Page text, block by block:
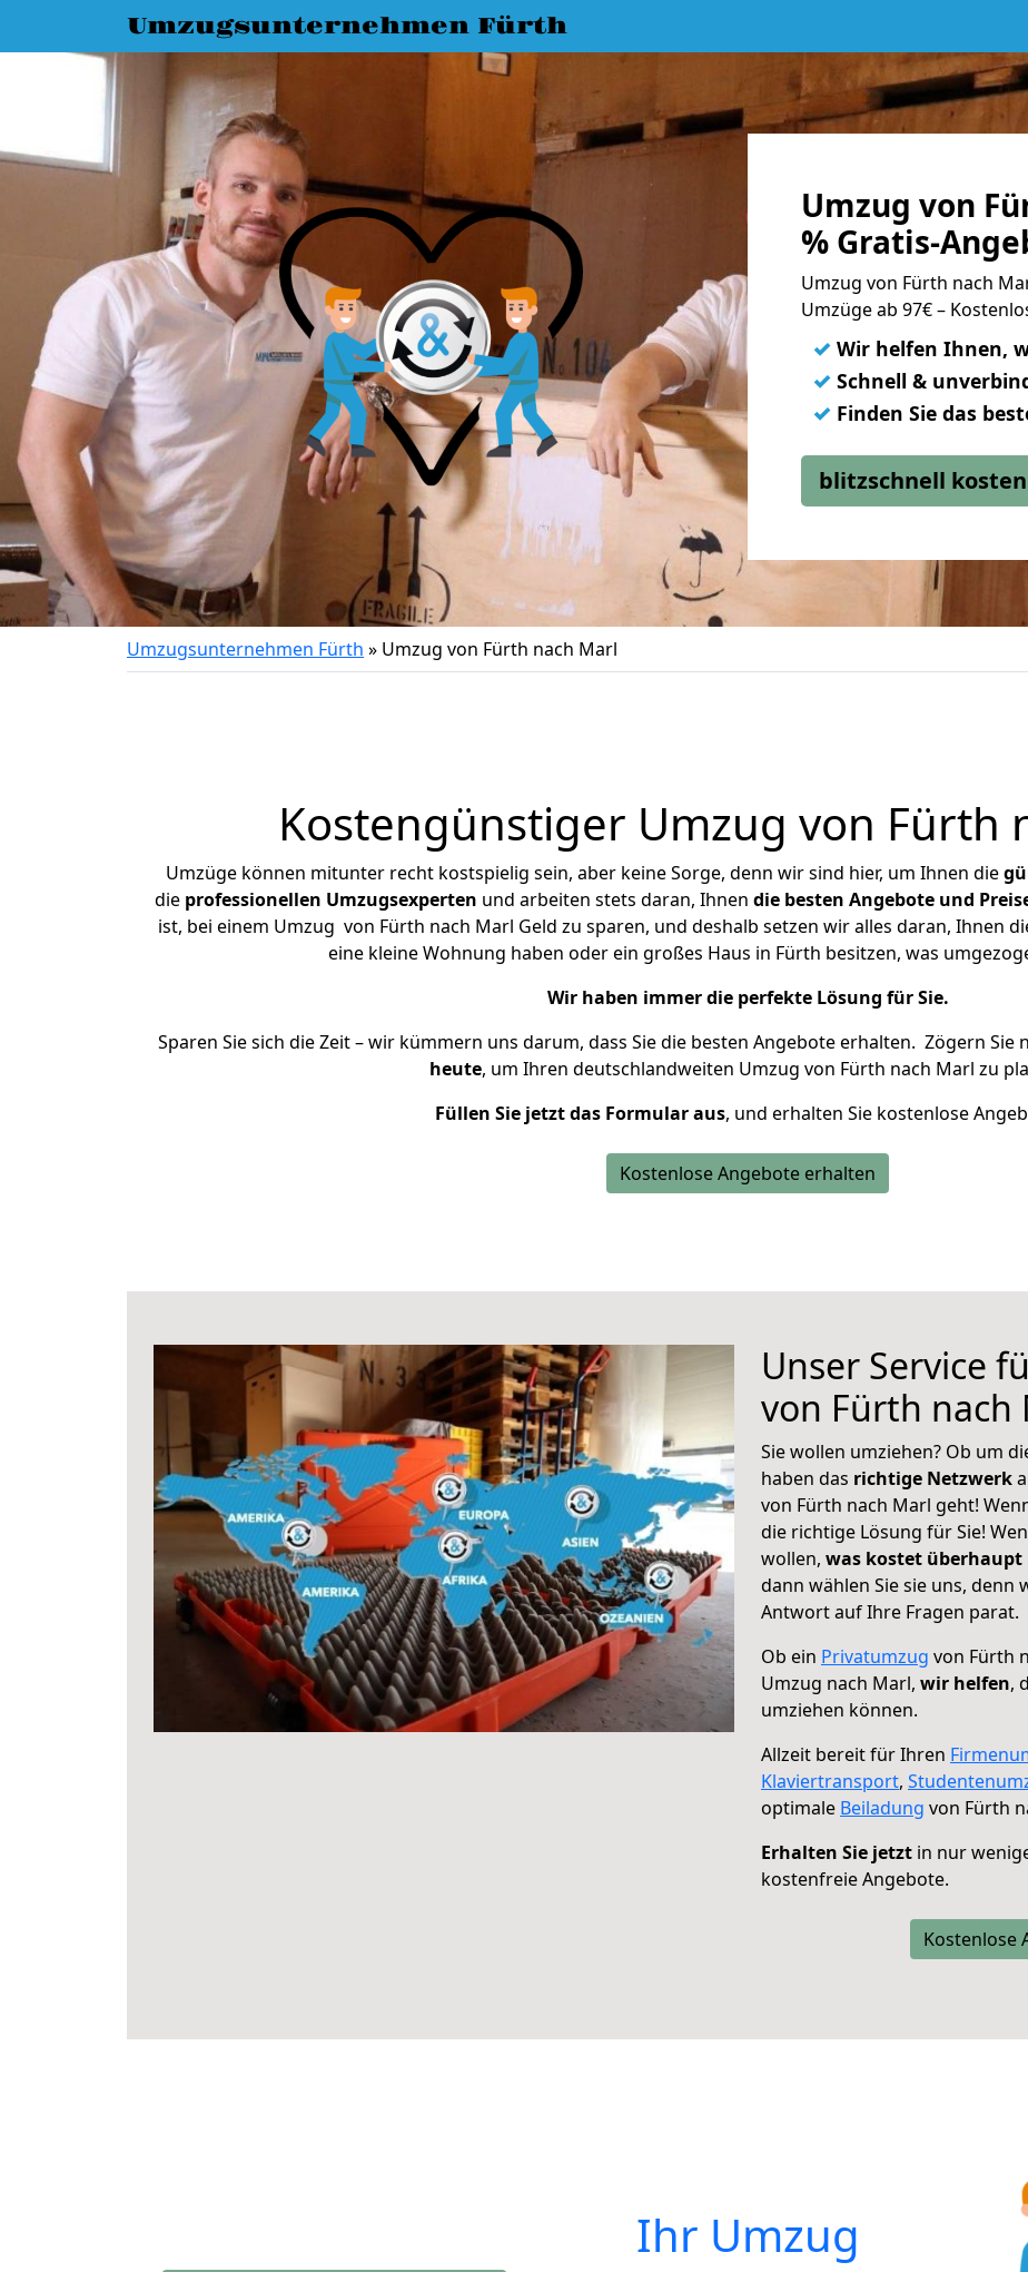
Umzugsunternehmen Fürth
Umzug von
% Gratis-
Umzug von Fürth nach
Umzüge ab 97€ –
✓ Wir helfen Ihnen,
✓ Schnell &
✓ Finden Sie das
blitzschnell
Umzugsunternehmen Fürth » Umzug von Fürth nach Marl
Kostengünstiger Umzug von Fürth
Umzüge können mitunter recht kostspielig sein, aber keine Sorge, denn wir sind hier, um Ihnen die
die professionellen Umzugsexperten und arbeiten stets daran, Ihnen die besten Angebote und
ist, bei einem Umzug von Fürth nach Marl Geld zu sparen, und deshalb setzen wir alles daran, Ihnen
eine kleine Wohnung haben oder ein großes Haus in Fürth besitzen, was
Wir haben immer die perfekte Lösung für Sie.
Sparen Sie sich die Zeit – wir kümmern uns darum, dass Sie die besten Angebote erhalten. Zögern Sie
heute, um Ihren deutschlandweiten Umzug von Fürth nach Marl zu
Füllen Sie jetzt das Formular aus, und erhalten Sie kostenlose
Kostenlose Angebote erhalten
Unser Service
von Fürth nach
Sie wollen umziehen? Ob um
haben das richtige Netzwerk
von Fürth nach Marl geht!
die richtige Lösung für Sie!
wollen, was kostet überhaupt
dann wählen Sie sie uns, denn
Antwort auf Ihre Fragen parat.
Ob ein Privatumzug von Fürth
Umzug nach Marl, wir helfen,
umziehen können.
Allzeit bereit für Ihren
Klaviertransport,
optimale Beiladung von Fürth
Erhalten Sie jetzt in nur
kostenfreie Angebote.
Kostenlose
Ihr Umzug